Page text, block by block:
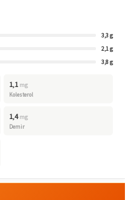
3,3 g
2,1 g
3,8 g
1,1 mg
Kolesterol
1,4 mg
Demir